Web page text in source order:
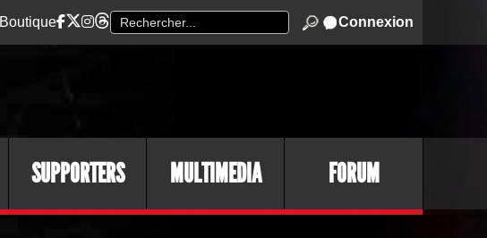
Boutique Connexion
SUPPORTERS MULTIMEDIA FORUM